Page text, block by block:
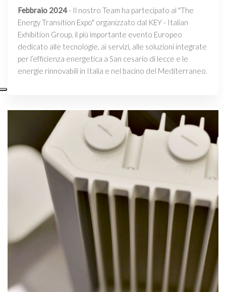
Febbraio 2024- Il nostro Team ha partecipato al "The
Energy Transition Expo" organizzato dal KEY - Italian
Exhibition Group, il più importante evento Europeo
dedicato alle tecnologie, ai servizi, alle soluzioni integrate
per l’efficienza energetica a San cesario di lecce e le
energie rinnovabili in Italia e nel bacino del Mediterraneo.